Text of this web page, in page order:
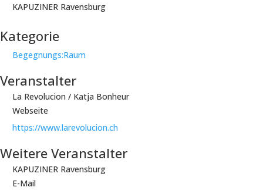
KAPUZINER Ravensburg
Kategorie
Begegnungs:Raum
Veranstalter
La Revolucion / Katja Bonheur
Webseite
https://www.larevolucion.ch
Weitere Veranstalter
KAPUZINER Ravensburg
E-Mail